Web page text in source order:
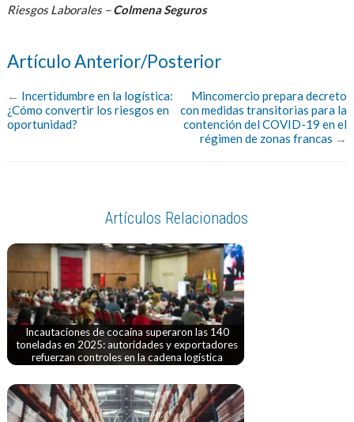
Riesgos Laborales –Colmena Seguros
Artículo Anterior/Posterior
← Incertidumbre en la logística:
¿Cómo convertir los riesgos en
oportunidad?
Mincomercio prepara decreto
con medidas transitorias para la
contención del COVID-19 en el
régimen de zonas francas →
Artículos Relacionados
Incautaciones de cocaína superaron las 140
toneladas en 2025: autoridades y exportadores
refuerzan controles en la cadena logística